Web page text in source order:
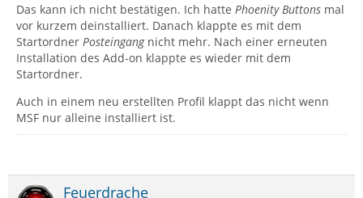
Das kann ich nicht bestätigen. Ich hatte Phoenity Buttons mal
vor kurzem deinstalliert. Danach klappte es mit dem
Startordner Posteingangnicht mehr. Nach einer erneuten
Installation des Add-on klappte es wieder mit dem
Startordner.
Auch in einem neu erstellten Profil klappt das nicht wenn
MSF nur alleine installiert ist.
Feuerdrache